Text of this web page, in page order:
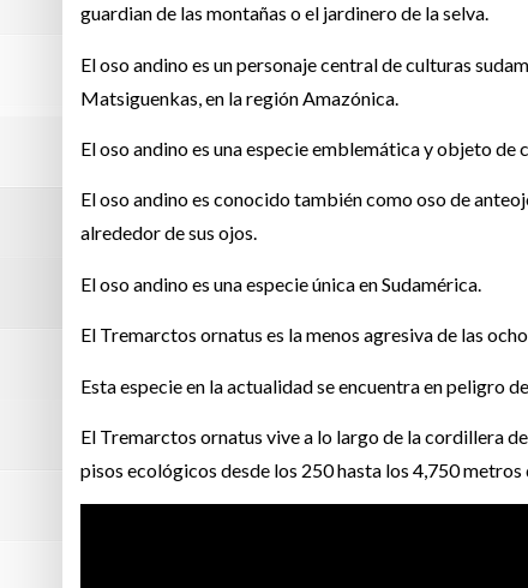
guardian de las montañas o el jardinero de la selva.
El oso andino es un personaje central de culturas
Matsiguenkas, en la región Amazónica.
El oso andino es una especie emblemática y objeto de
El oso andino es conocido también como oso de
alrededor de sus ojos.
El oso andino es una especie única en Sudamérica.
El Tremarctos ornatus es la menos agresiva de las
Esta especie en la actualidad se encuentra en peligro
El Tremarctos ornatus vive a lo largo de la cordillera
pisos ecológicos desde los 250 hasta los 4,750